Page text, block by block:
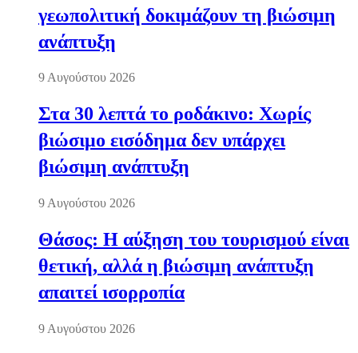
γεωπολιτική δοκιμάζουν τη βιώσιμη
ανάπτυξη
9 Αυγούστου 2026
Στα 30 λεπτά το ροδάκινο: Χωρίς
βιώσιμο εισόδημα δεν υπάρχει
βιώσιμη ανάπτυξη
9 Αυγούστου 2026
Θάσος: Η αύξηση του τουρισμού είναι
θετική, αλλά η βιώσιμη ανάπτυξη
απαιτεί ισορροπία
9 Αυγούστου 2026